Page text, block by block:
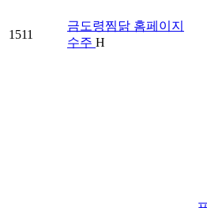
1511
금도령찜닭 홈페이지
수주 H